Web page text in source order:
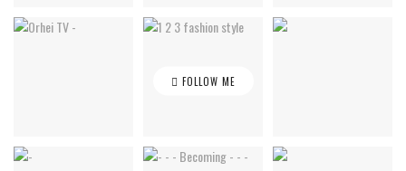
FOLLOW ME